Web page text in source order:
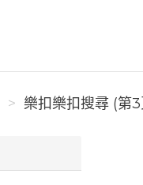
樂扣樂扣搜尋 (第3